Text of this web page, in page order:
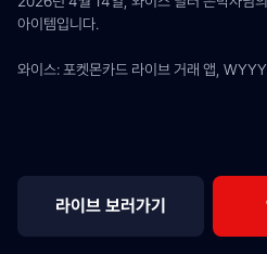
아이템입니다.
와이스: 포켓몬카드 라이브 거래 앱,
라이브 보러가기